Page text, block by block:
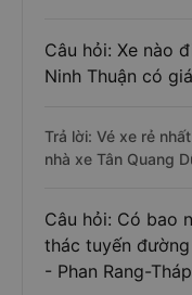
Câu hỏi: Xe nào
Ninh Thuận có
Trả lời: Vé xe rẻ
nhà xe Tân Quang
Câu hỏi: Có bao
thác tuyến
- Phan Rang-